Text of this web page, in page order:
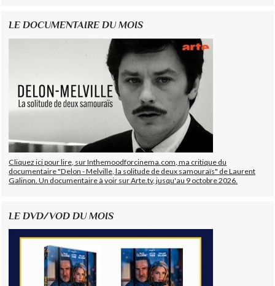
LE DOCUMENTAIRE DU MOIS
Cliquez ici pour lire, sur Inthemoodforcinema.com, ma critique du
documentaire "Delon - Melville, la solitude de deux samouraïs" de Laurent
Galinon. Un documentaire à voir sur Arte.tv, jusqu'au 9 octobre 2026.
LE DVD/VOD DU MOIS